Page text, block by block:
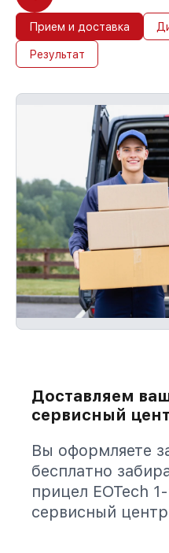
Прием и доставка
Результат
Доставляем
сервисный
Вы оформляете
бесплатно
прицел EOTech
сервисный центр